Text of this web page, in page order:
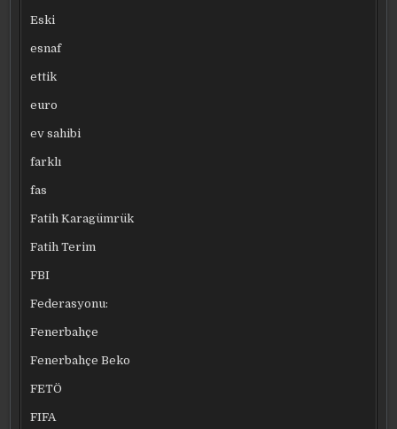
Eski
esnaf
ettik
euro
ev sahibi
farklı
fas
Fatih Karagümrük
Fatih Terim
FBI
Federasyonu:
Fenerbahçe
Fenerbahçe Beko
FETÖ
FIFA